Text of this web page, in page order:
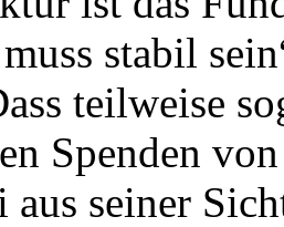
stabil
teilweise
Spenden
aus seiner